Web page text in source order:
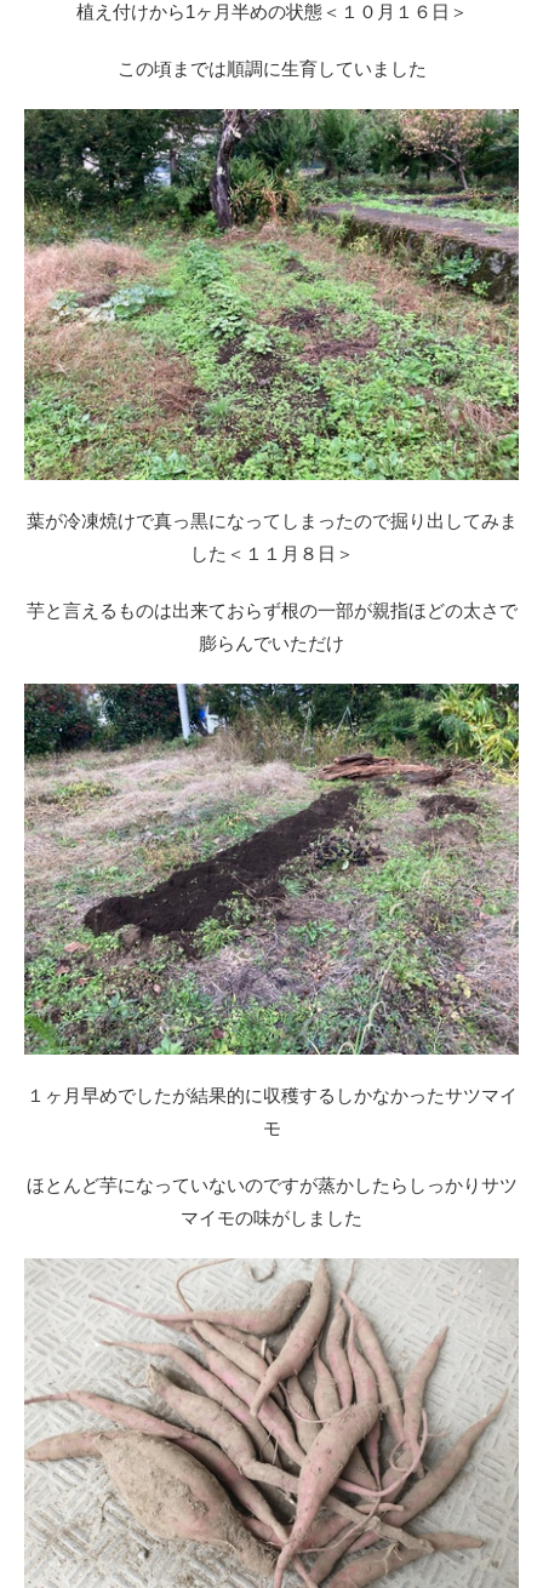
植え付けから1ヶ月半めの状態＜１０月１６日＞
この頃までは順調に生育していました
葉が冷凍焼けで真っ黒になってしまったので掘り出してみま
した＜１１月８日＞
芋と言えるものは出来ておらず根の一部が親指ほどの太さで
膨らんでいただけ
１ヶ月早めでしたが結果的に収穫するしかなかったサツマイ
モ
ほとんど芋になっていないのですが蒸かしたらしっかりサツ
マイモの味がしました